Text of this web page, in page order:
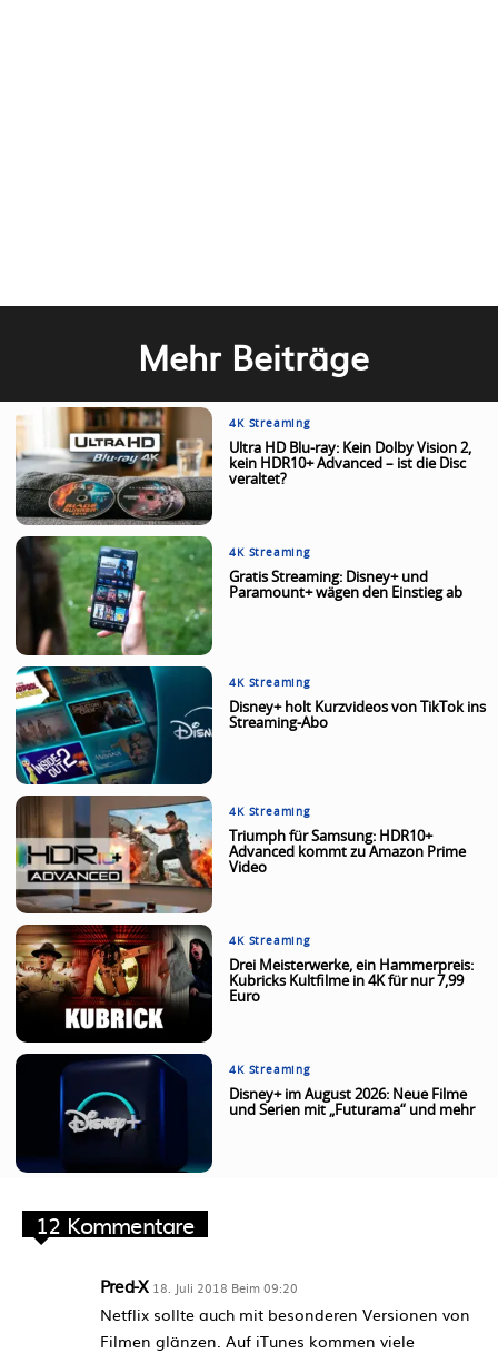
Mehr Beiträge
4K Streaming
Ultra HD Blu-ray: Kein Dolby Vision 2,
kein HDR10+ Advanced – ist die Disc
veraltet?
4K Streaming
Gratis Streaming: Disney+ und
Paramount+ wägen den Einstieg ab
4K Streaming
Disney+ holt Kurzvideos von TikTok ins
Streaming-Abo
4K Streaming
Triumph für Samsung: HDR10+
Advanced kommt zu Amazon Prime
Video
4K Streaming
Drei Meisterwerke, ein Hammerpreis:
Kubricks Kultfilme in 4K für nur 7,99
Euro
4K Streaming
Disney+ im August 2026: Neue Filme
und Serien mit „Futurama“ und mehr
12 Kommentare
Pred-X 18. Juli 2018 Beim 09:20
Netflix sollte auch mit besonderen Versionen von
Filmen glänzen. Auf iTunes kommen viele